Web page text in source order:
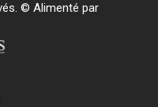
© Alimenté par